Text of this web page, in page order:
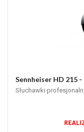
Sennheiser HD 215
Słuchawki